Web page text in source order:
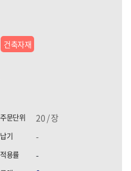
20 / 장
건축자재
-
-